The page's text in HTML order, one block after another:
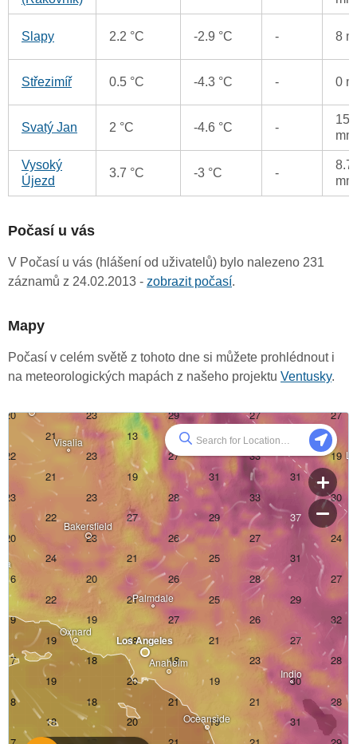
Slapy 2.2 °C -2.9 °C - 8
Střezimíř 0.5 °C -4.3 °C - 0
Svatý Jan 2 °C -4.6 °C -
mm
Vysoký
Újezd
3.7 °C -3 °C -
8.7
mm
Počasí u vás
V Počasí u vás (hlášení od uživatelů) bylo nalezeno 231
záznamů z 24.02.2013 - zobrazit počasí.
Mapy
Počasí v celém světě z tohoto dne si můžete prohlédnout i
na meteorologických mapách z našeho projektu Ventusky.